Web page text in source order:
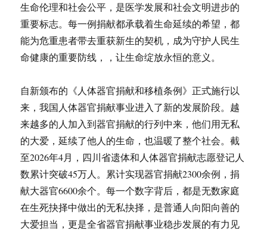
生命伦理和社会公平，是医学发展和社会文明进步的
重要标志。每一例捐献都承载着生命延续的希望，都
能为危重患者带去重获新生的契机，成为守护人民生
命健康的重要防线，，让生命绽放永恒的意义。
自新颁布的《人体器官捐献和移植条例》正式施行以
来，我国人体器官捐献事业进入了新的发展阶段。越
来越多的人加入到器官捐献的行列中来，他们用无私
的大爱，延续了他人的生命，也温暖了整个社会。截
至2026年4月，四川省遗体和人体器官捐献志愿登记人
数累计突破45万人。累计实现器官捐献2300余例，捐
献大器官6600余个。每一个数字背后，都是无数家庭
在生死抉择中做出的无私抉择，是普通人向阳向善的
大爱担当，更是全省器官捐献事业稳步发展的有力见